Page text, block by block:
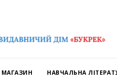
МАГАЗИН НАВЧАЛЬНА